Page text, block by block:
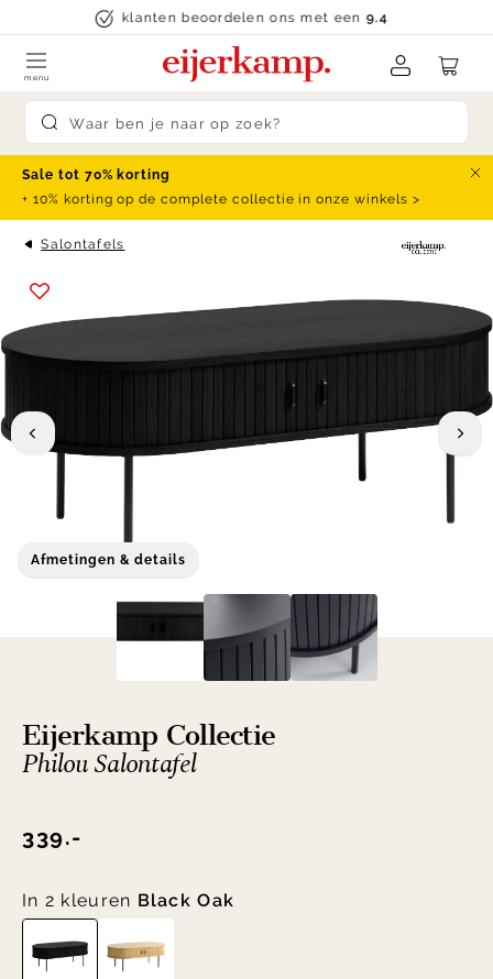
Skip to contentklanten beoordelen ons met een9.4
Submit search
menu
Sale tot 70% korting
+ 10% korting op de complete collectie in onze winkels >
Salontafels
Afmetingen & details
Eijerkamp Collectie
Philou Salontafel
339.-
In 2 kleuren Black Oak